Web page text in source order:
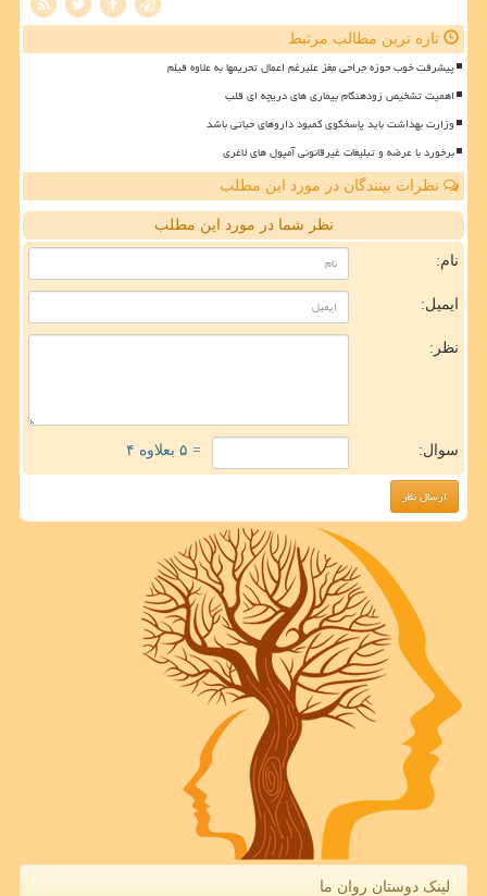
تازه ترین مطالب مرتبط
پیشرفت خوب حوزه جراحی مغز علیرغم اعمال تحریمها به علاوه فیلم
اهمیت تشخیص زودهنگام بیماری های دریچه ای قلب
وزارت بهداشت باید پاسخگوی کمبود داروهای حیاتی باشد
برخورد با عرضه و تبلیغات غیرقانونی آمپول های لاغری
نظرات بینندگان در مورد این مطلب
نظر شما در مورد این مطلب
نام:
ایمیل:
نظر:
سوال: = ۵ بعلاوه ۴
لینک دوستان روان ما